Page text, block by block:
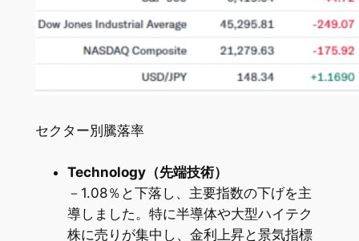
セクター別騰落率
Technology（先端技術）
－1.08％と下落し、主要指数の下げを主
導しました。特に半導体や大型ハイテク
株に売りが集中し、金利上昇と景気指標